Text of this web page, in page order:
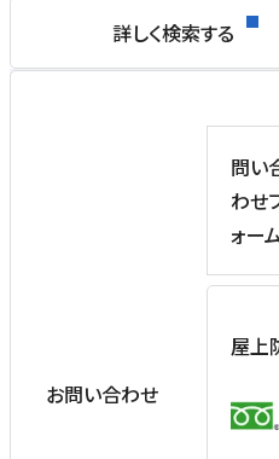
詳しく検索する
お問い合わせ
問い
わせ
ォー
屋上